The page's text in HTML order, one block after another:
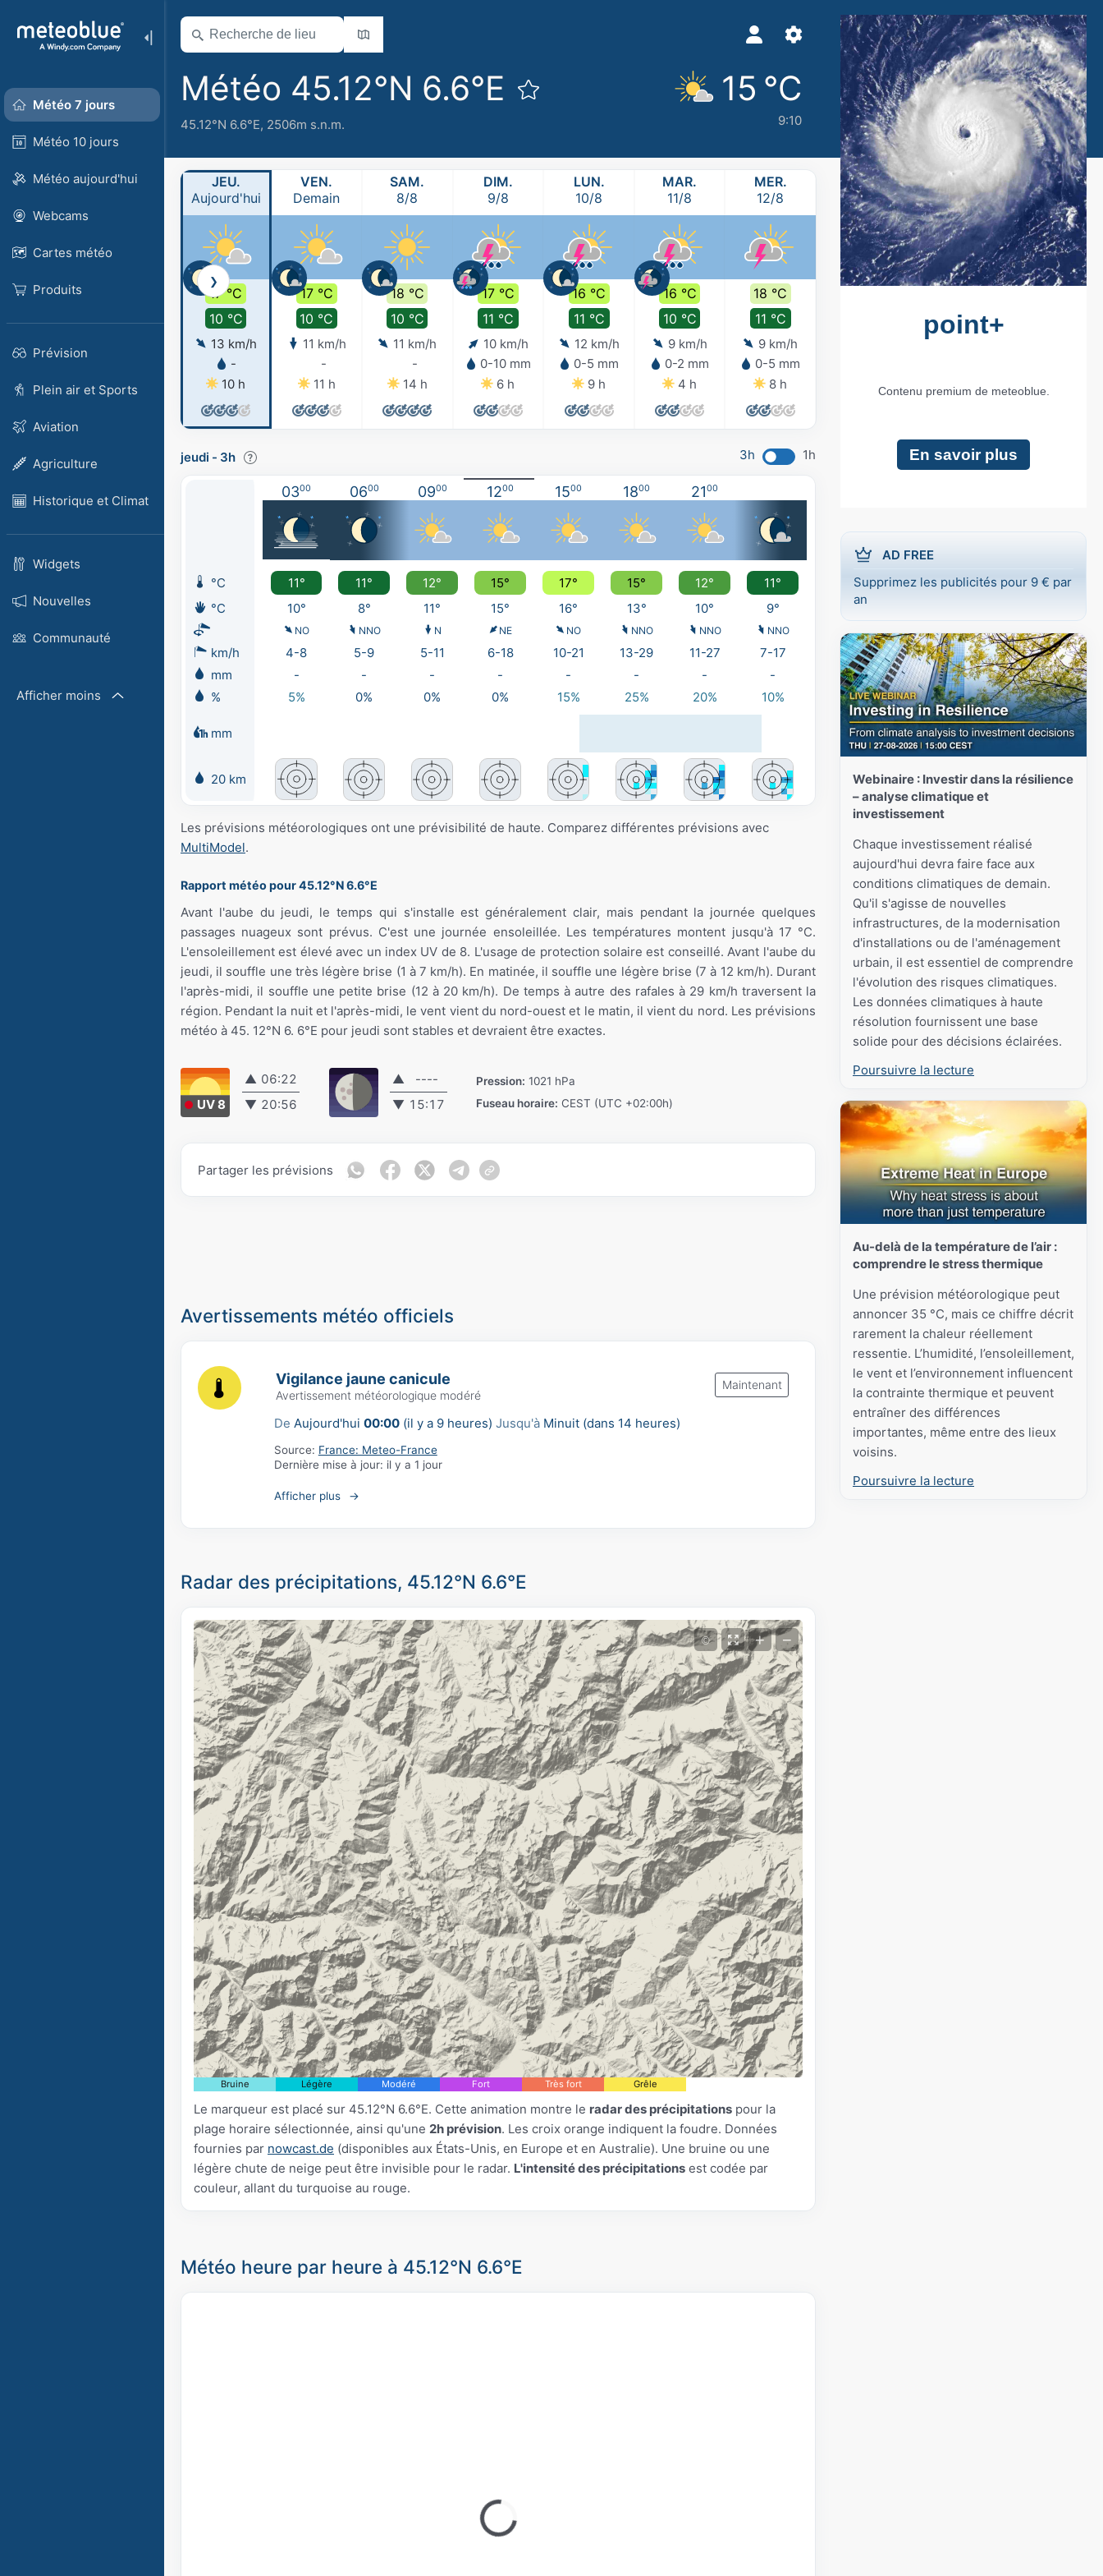
Météo 7 jours
Météo 10 jours
Météo aujourd'hui
Webcams
Cartes météo
Produits
Prévision
Plein air et Sports
Aviation
Agriculture
Historique et Climat
Widgets
Nouvelles
Communauté
Afficher moins
Météo 45.12°N 6.6°E
45.12°N 6.6°E, 2506m s.n.m.
15 °C
9:10
AD FREE
Supprimez les publicités pour 9 € par
an
Webinaire : Investir dans la résilience
– analyse climatique et
investissement
Chaque investissement réalisé
aujourd'hui devra faire face aux
conditions climatiques de demain.
Qu'il s'agisse de nouvelles
infrastructures, de la modernisation
d'installations ou de l'aménagement
urbain, il est essentiel de comprendre
l'évolution des risques climatiques.
Les données climatiques à haute
résolution fournissent une base
solide pour des décisions éclairées.
Poursuivre la lecture
Au-delà de la température de l’air :
comprendre le stress thermique
Une prévision météorologique peut
annoncer 35 °C, mais ce chiffre décrit
rarement la chaleur réellement
ressentie. L’humidité, l’ensoleillement,
le vent et l’environnement influencent
la contrainte thermique et peuvent
entraîner des différences
importantes, même entre des lieux
voisins.
Poursuivre la lecture
JEU.
Aujourd'hui
17 °C
10 °C
13 km/h
-
10 h
VEN.
Demain
17 °C
10 °C
11 km/h
-
11 h
SAM.
8/8
18 °C
10 °C
11 km/h
-
14 h
DIM.
9/8
17 °C
11 °C
10 km/h
0-10 mm
6 h
LUN.
10/8
16 °C
11 °C
12 km/h
0-5 mm
9 h
MAR.
11/8
16 °C
10 °C
9 km/h
0-2 mm
4 h
MER.
12/8
18 °C
11 °C
9 km/h
0-5 mm
8 h
JEU.
13/8
VEN.
14/8
13 °C
8 h
SAM.
15/8
❯
jeudi - 3h 3h 1h
0300 0600 0900 1200 1500 1800 2100
°C 11° 11° 12° 15° 17° 15° 12°
11°
°C
10° 8° 11° 15° 16° 13° 10° 9°
NO NNO N NE NO NNO NNO NNO
km/h 4-8 5-9 5-11 6-18 10-21 13-29 11-27
7-17
mm
- - - - - - -
-
%
5% 0% 0% 0% 15% 25% 20% 10%
mm
20 km
Les prévisions météorologiques ont une prévisibilité de haute. Comparez différentes prévisions avec
MultiModel.
Rapport météo pour 45.12°N 6.6°E
Avant l'aube du jeudi, le temps qui s'installe est généralement clair, mais pendant la journée quelques
passages nuageux sont prévus. C'est une journée ensoleillée. Les températures montent jusqu'à 17 °C.
L'ensoleillement est élevé avec un index UV de 8. L'usage de protection solaire est conseillé. Avant l'aube du
jeudi, il souffle une très légère brise (1 à 7 km/h). En matinée, il souffle une légère brise (7 à 12 km/h). Durant
l'après-midi, il souffle une petite brise (12 à 20 km/h). De temps à autre des rafales à 29 km/h traversent la
région. Pendant la nuit et l'après-midi, le vent vient du nord-ouest et le matin, il vient du nord. Les prévisions
météo à 45. 12°N 6. 6°E pour jeudi sont stables et devraient être exactes.
UV 8
▲ 06:22
▼ 20:56
▲
----
▼ 15:17
Pression: 1021 hPa
Fuseau horaire: CEST (UTC +02:00h)
Partager les prévisions
Avertissements météo officiels
Vigilance jaune canicule
Avertissement météorologique modéré
Maintenant
De Aujourd'hui 00:00(il y a 9 heures) Jusqu'àMinuit (dans 14 heures)
Source: France: Meteo-France
Dernière mise à jour: il y a 1 jour
Afficher plus
Radar des précipitations, 45.12°N 6.6°E
© + −
Bruine Légère Modéré Fort Très fort Grêle
Le marqueur est placé sur 45.12°N 6.6°E. Cette animation montre le radar des précipitations pour la
plage horaire sélectionnée, ainsi qu'une 2h prévision. Les croix orange indiquent la foudre. Données
fournies par nowcast.de (disponibles aux États-Unis, en Europe et en Australie). Une bruine ou une
légère chute de neige peut être invisible pour le radar. L'intensité des précipitations est codée par
couleur, allant du turquoise au rouge.
Météo heure par heure à 45.12°N 6.6°E